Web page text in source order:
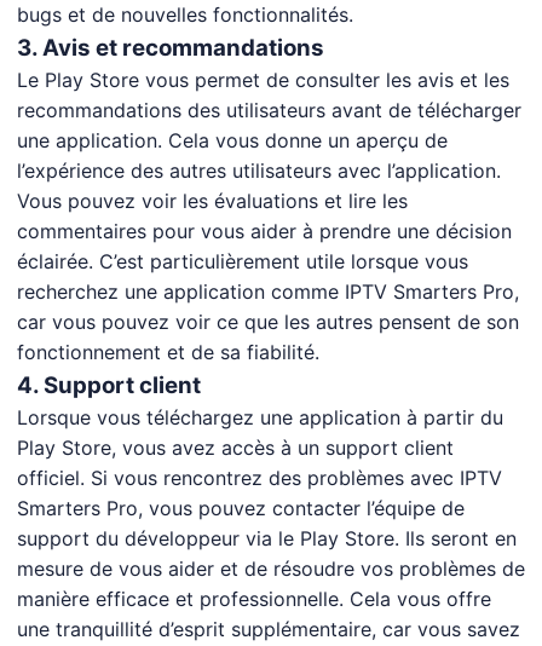
bugs et de nouvelles fonctionnalités.
3. Avis et recommandations
Le Play Store vous permet de consulter les avis et les
recommandations des utilisateurs avant de télécharger
une application. Cela vous donne un aperçu de
l’expérience des autres utilisateurs avec l’application.
Vous pouvez voir les évaluations et lire les
commentaires pour vous aider à prendre une décision
éclairée. C’est particulièrement utile lorsque vous
recherchez une application comme IPTV Smarters Pro,
car vous pouvez voir ce que les autres pensent de son
fonctionnement et de sa fiabilité.
4. Support client
Lorsque vous téléchargez une application à partir du
Play Store, vous avez accès à un support client
officiel. Si vous rencontrez des problèmes avec IPTV
Smarters Pro, vous pouvez contacter l’équipe de
support du développeur via le Play Store. Ils seront en
mesure de vous aider et de résoudre vos problèmes de
manière efficace et professionnelle. Cela vous offre
une tranquillité d’esprit supplémentaire, car vous savez